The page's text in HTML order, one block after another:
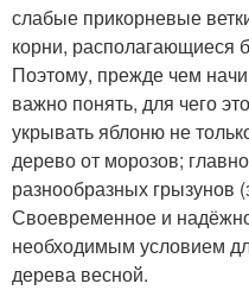
слабые прикорневые
корни, располагающиеся
Поэтому, прежде чем
важно понять, для чего
укрывать яблоню не
дерево от морозов;
разнообразных грызунов
Своевременное и
необходимым условием
дерева весной.